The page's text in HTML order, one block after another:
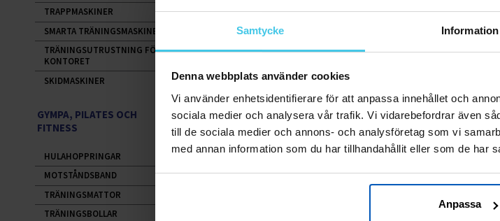
Samtycke Information
Denna webbplats använder cookies
Vi använder enhetsidentifierare för att anpassa innehållet och
sociala medier och analysera vår trafik. Vi vidarebefordrar även
till de sociala medier och annons- och analysföretag som vi
med annan information som du har tillhandahållit eller som de har
Anpassa
Netvisor T.25.02.2024
Kaipaa muutoksia
Hankala saada asettumaan oikeaan kohtaan, kiinnikkeet löystyvät
TRAPPMASKINER
SMARTA TRÄNINGSMASKINER
TRÄNINGSUTRUSTNING FÖR
KONTORET
SKIDMASKINER
GYMPA, PILATES OCH
FITNESS
HULAHOPPRINGAR
MOTSTÅNDSBAND
TRÄNINGSMATTOR
TRÄNINGSBOLLAR